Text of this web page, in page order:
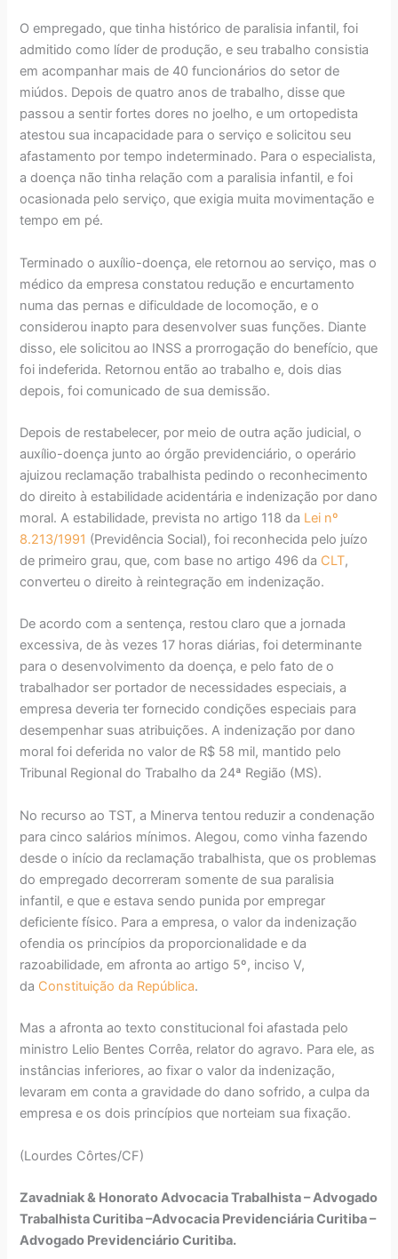
O empregado, que tinha histórico de paralisia infantil, foi
admitido como líder de produção, e seu trabalho consistia
em acompanhar mais de 40 funcionários do setor de
miúdos. Depois de quatro anos de trabalho, disse que
passou a sentir fortes dores no joelho, e um ortopedista
atestou sua incapacidade para o serviço e solicitou seu
afastamento por tempo indeterminado. Para o especialista,
a doença não tinha relação com a paralisia infantil, e foi
ocasionada pelo serviço, que exigia muita movimentação e
tempo em pé.
Terminado o auxílio-doença, ele retornou ao serviço, mas o
médico da empresa constatou redução e encurtamento
numa das pernas e dificuldade de locomoção, e o
considerou inapto para desenvolver suas funções. Diante
disso, ele solicitou ao INSS a prorrogação do benefício, que
foi indeferida. Retornou então ao trabalho e, dois dias
depois, foi comunicado de sua demissão.
Depois de restabelecer, por meio de outra ação judicial, o
auxílio-doença junto ao órgão previdenciário, o operário
ajuizou reclamação trabalhista pedindo o reconhecimento
do direito à estabilidade acidentária e indenização por dano
moral. A estabilidade, prevista no artigo 118 da Lei nº
8.213/1991 (Previdência Social), foi reconhecida pelo juízo
de primeiro grau, que, com base no artigo 496 da CLT,
converteu o direito à reintegração em indenização.
De acordo com a sentença, restou claro que a jornada
excessiva, de às vezes 17 horas diárias, foi determinante
para o desenvolvimento da doença, e pelo fato de o
trabalhador ser portador de necessidades especiais, a
empresa deveria ter fornecido condições especiais para
desempenhar suas atribuições. A indenização por dano
moral foi deferida no valor de R$ 58 mil, mantido pelo
Tribunal Regional do Trabalho da 24ª Região (MS).
No recurso ao TST, a Minerva tentou reduzir a condenação
para cinco salários mínimos. Alegou, como vinha fazendo
desde o início da reclamação trabalhista, que os problemas
do empregado decorreram somente de sua paralisia
infantil, e que e estava sendo punida por empregar
deficiente físico. Para a empresa, o valor da indenização
ofendia os princípios da proporcionalidade e da
razoabilidade, em afronta ao artigo 5º, inciso V,
da Constituição da República.
Mas a afronta ao texto constitucional foi afastada pelo
ministro Lelio Bentes Corrêa, relator do agravo. Para ele, as
instâncias inferiores, ao fixar o valor da indenização,
levaram em conta a gravidade do dano sofrido, a culpa da
empresa e os dois princípios que norteiam sua fixação.
(Lourdes Côrtes/CF)
Zavadniak & Honorato Advocacia Trabalhista – Advogado
Trabalhista Curitiba –Advocacia Previdenciária Curitiba –
Advogado Previdenciário Curitiba.